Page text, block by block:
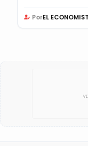
PorEL